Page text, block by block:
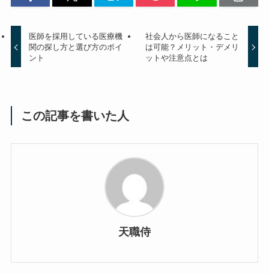
医師を採用している医療機
関の探し方と選び方のポイ
ント
社会人から医師になること
は可能？メリット・デメリ
ットや注意点とは
この記事を書いた人
天職侍